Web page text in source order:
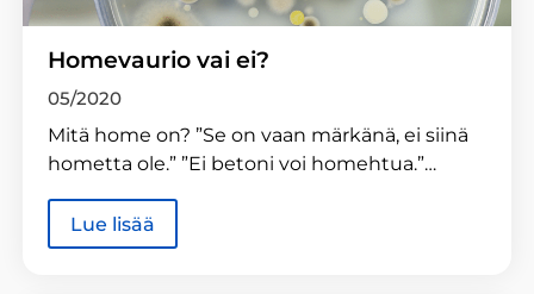
Homevaurio vai ei?
05/2020
Mitä home on? ”Se on vaan märkänä, ei siinä
hometta ole.” ”Ei betoni voi homehtua.”…
Lue lisää